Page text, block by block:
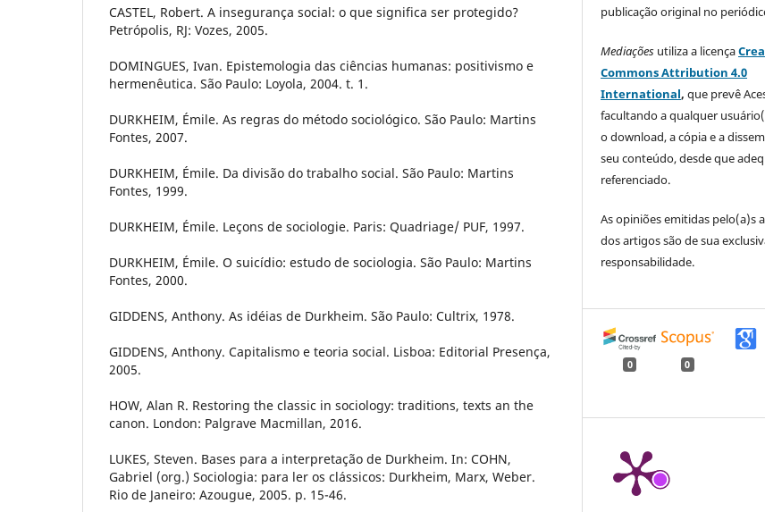
CASTEL, Robert. A insegurança social: o que significa ser protegido?
Petrópolis, RJ: Vozes, 2005.
DOMINGUES, Ivan. Epistemologia das ciências humanas: positivismo e
hermenêutica. São Paulo: Loyola, 2004. t. 1.
DURKHEIM, Émile. As regras do método sociológico. São Paulo: Martins
Fontes, 2007.
DURKHEIM, Émile. Da divisão do trabalho social. São Paulo: Martins
Fontes, 1999.
DURKHEIM, Émile. Leçons de sociologie. Paris: Quadriage/ PUF, 1997.
DURKHEIM, Émile. O suicídio: estudo de sociologia. São Paulo: Martins
Fontes, 2000.
GIDDENS, Anthony. As idéias de Durkheim. São Paulo: Cultrix, 1978.
GIDDENS, Anthony. Capitalismo e teoria social. Lisboa: Editorial Presença,
2005.
HOW, Alan R. Restoring the classic in sociology: traditions, texts an the
canon. London: Palgrave Macmillan, 2016.
LUKES, Steven. Bases para a interpretação de Durkheim. In: COHN,
Gabriel (org.) Sociologia: para ler os clássicos: Durkheim, Marx, Weber.
Rio de Janeiro: Azougue, 2005. p. 15-46.
publicação original no
Mediações utiliza a licença
Commons Attribution 4.0
International,que prevê
facultando a qualquer
o download, a cópia e a
seu conteúdo, desde que
referenciado.
As opiniões emitidas pelo(a)s
dos artigos são de sua
responsabilidade.
0 0